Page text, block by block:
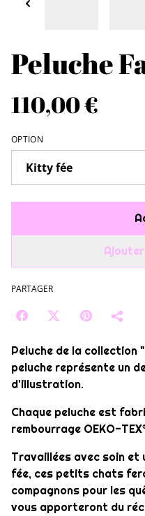
Peluche
110,00 €
OPTION
PARTAGER
Peluche de la collection
peluche représente un
d'illustration.
Chaque peluche est
rembourrage OEKO-
Travaillées avec soin et
fée, ces petits chats
compagnons pour les
vous apporteront du